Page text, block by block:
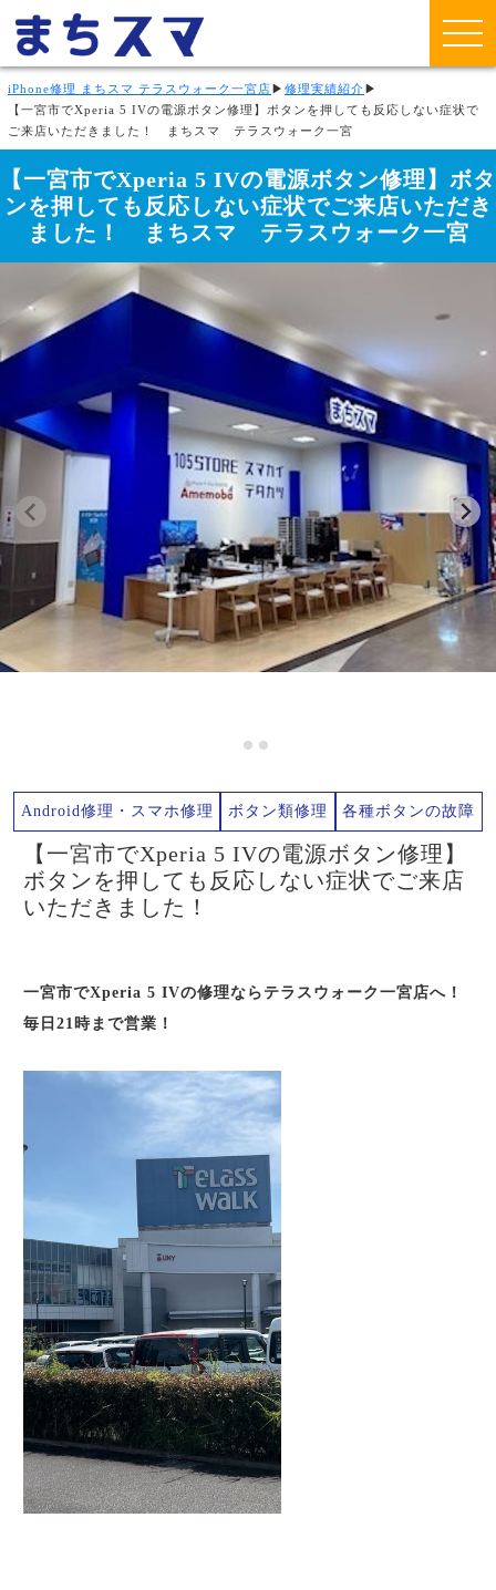
iPhone修理 まちスマ テラスウォーク一宮店 ▶ 修理実績紹介 ▶
【一宮市でXperia 5 IVの電源ボタン修理】ボタンを押しても反応しない症状で
ご来店いただきました！ まちスマ テラスウォーク一宮
【一宮市でXperia 5 IVの電源ボタン修理】ボタ
ンを押しても反応しない症状でご来店いただき
ました！ まちスマ テラスウォーク一宮
Android修理・スマホ修理 ボタン類修理 各種ボタンの故障
【一宮市でXperia 5 IVの電源ボタン修理】
ボタンを押しても反応しない症状でご来店
いただきました！
一宮市でXperia 5 IVの修理ならテラスウォーク一宮店へ！
毎日21時まで営業！